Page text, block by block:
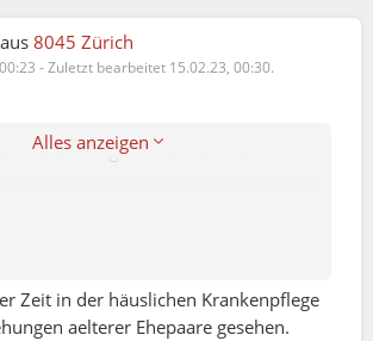
aus 8045 Zürich
-Zuletzt bearbeitet 15.02.23, 00:30.
Alles anzeigen
- bleiben sie sehr oft alleine. Das
Gesellschaft in Frage. Super
dazu:
viele-maenner-
Zeit in der häuslichen Krankenpflege
aelterer Ehepaare gesehen.